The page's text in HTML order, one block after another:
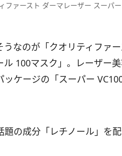
ファースト ダーマレーザー スー
うなのが「クオリティファ
ル 100マスク」。レーザー
ッケージの「スーパー
の成分「レチノール」を